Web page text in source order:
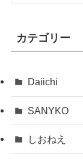
カテゴリー
Daiichi
SANYKO
しおねえ